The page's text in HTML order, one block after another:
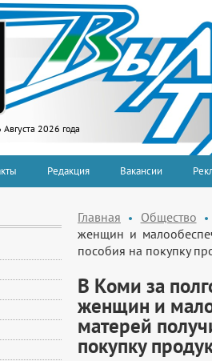
Августа 2026 года
Редакция Вакансии
Главная
Общество
женщин и
пособия на покупку
В Коми за
женщин и
матерей
покупку